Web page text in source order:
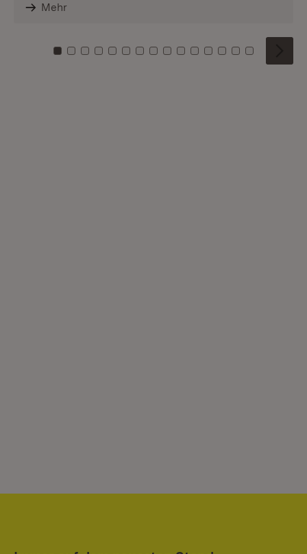
Mehr
Zu Kachel: 0
Zu Kachel: 1
Zu Kachel: 2
Zu Kachel: 3
Zu Kachel: 4
Zu Kachel: 5
Zu Kachel: 6
Zu Kachel: 7
Zu Kachel: 8
Zu Kachel: 9
Zu Kachel: 10
Zu Kachel: 11
Zu Kachel: 12
Zu Kachel:
Zu